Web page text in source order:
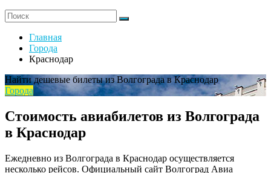
Главная
Города
Краснодар
Найти дешевые билеты из Волгограда в Краснодар
Города
Стоимость авиабилетов из Волгограда
в Краснодар
Ежедневно из Волгограда в Краснодар осуществляется
несколько рейсов. Официальный сайт Волгоград Авиа